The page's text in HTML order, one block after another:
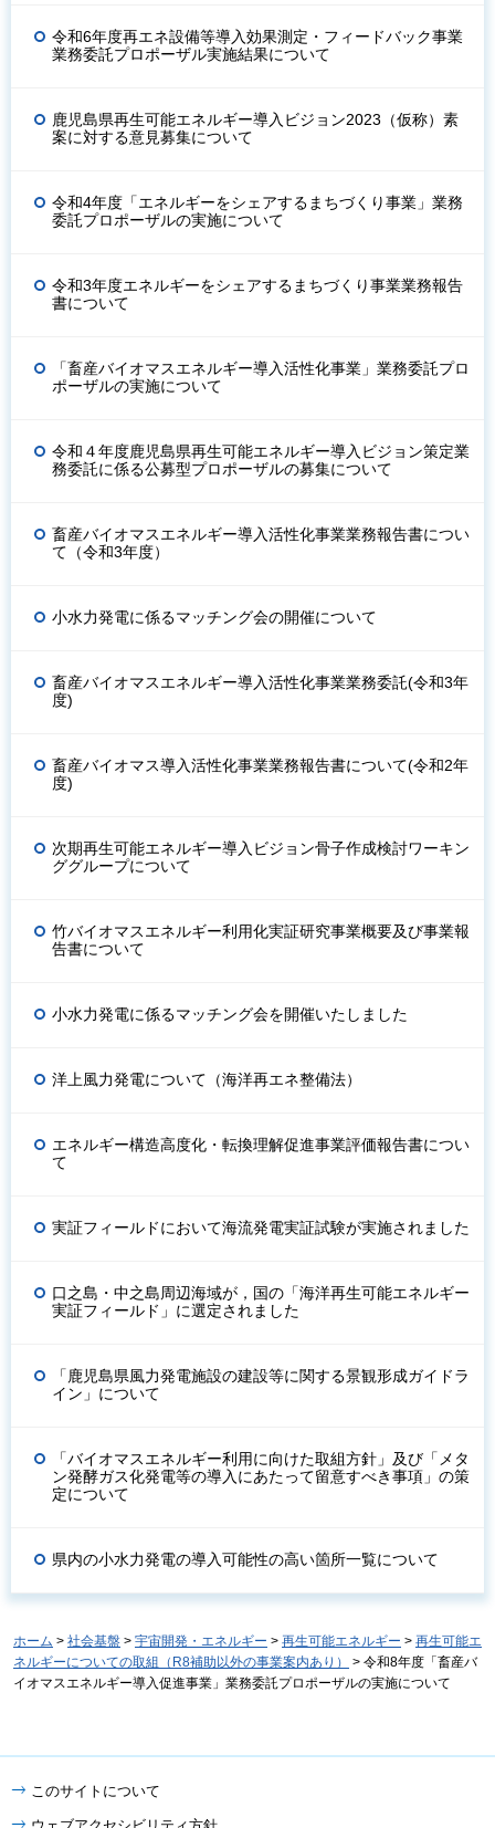
令和6年度再エネ設備等導入効果測定・フィードバック事業
業務委託プロポーザル実施結果について
鹿児島県再生可能エネルギー導入ビジョン2023（仮称）素
案に対する意見募集について
令和4年度「エネルギーをシェアするまちづくり事業」業務
委託プロポーザルの実施について
令和3年度エネルギーをシェアするまちづくり事業業務報告
書について
「畜産バイオマスエネルギー導入活性化事業」業務委託プロ
ポーザルの実施について
令和４年度鹿児島県再生可能エネルギー導入ビジョン策定業
務委託に係る公募型プロポーザルの募集について
畜産バイオマスエネルギー導入活性化事業業務報告書につい
て（令和3年度）
小水力発電に係るマッチング会の開催について
畜産バイオマスエネルギー導入活性化事業業務委託(令和3年
度)
畜産バイオマス導入活性化事業業務報告書について(令和2年
度)
次期再生可能エネルギー導入ビジョン骨子作成検討ワーキン
ググループについて
竹バイオマスエネルギー利用化実証研究事業概要及び事業報
告書について
小水力発電に係るマッチング会を開催いたしました
洋上風力発電について（海洋再エネ整備法）
エネルギー構造高度化・転換理解促進事業評価報告書につい
て
実証フィールドにおいて海流発電実証試験が実施されました
口之島・中之島周辺海域が，国の「海洋再生可能エネルギー
実証フィールド」に選定されました
「鹿児島県風力発電施設の建設等に関する景観形成ガイドラ
イン」について
「バイオマスエネルギー利用に向けた取組方針」及び「メタ
ン発酵ガス化発電等の導入にあたって留意すべき事項」の策
定について
県内の小水力発電の導入可能性の高い箇所一覧について
ホーム > 社会基盤 > 宇宙開発・エネルギー > 再生可能エネルギー > 再生可能エ
ネルギーについての取組（R8補助以外の事業案内あり）
> 令和8年度「畜産バ
イオマスエネルギー導入促進事業」業務委託プロポーザルの実施について
このサイトについて